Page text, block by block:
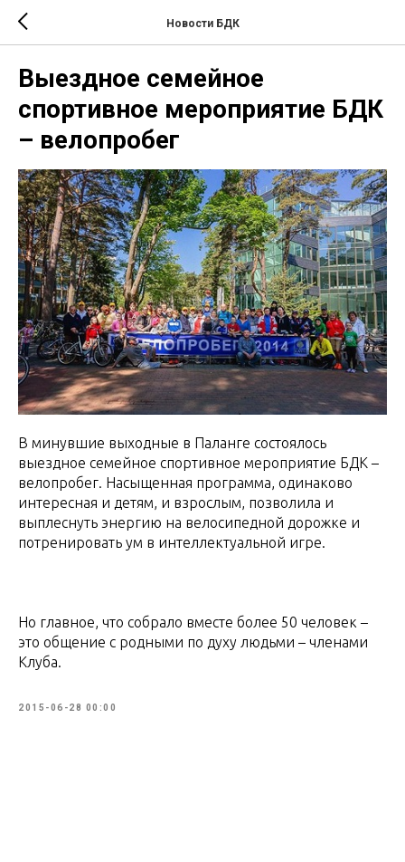
Новости БДК
Выездное семейное
спортивное мероприятие БДК
– велопробег
В минувшие выходные в Паланге состоялось
выездное семейное спортивное мероприятие БДК –
велопробег. Насыщенная программа, одинаково
интересная и детям, и взрослым, позволила и
выплеснуть энергию на велосипедной дорожке и
потренировать ум в интеллектуальной игре.
Но главное, что собрало вместе более 50 человек –
это общение с родными по духу людьми – членами
Клуба.
2015-06-28 00:00